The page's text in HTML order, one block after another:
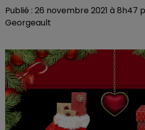
Publié : 26 novembre 2021 à 8h47
Georgeault